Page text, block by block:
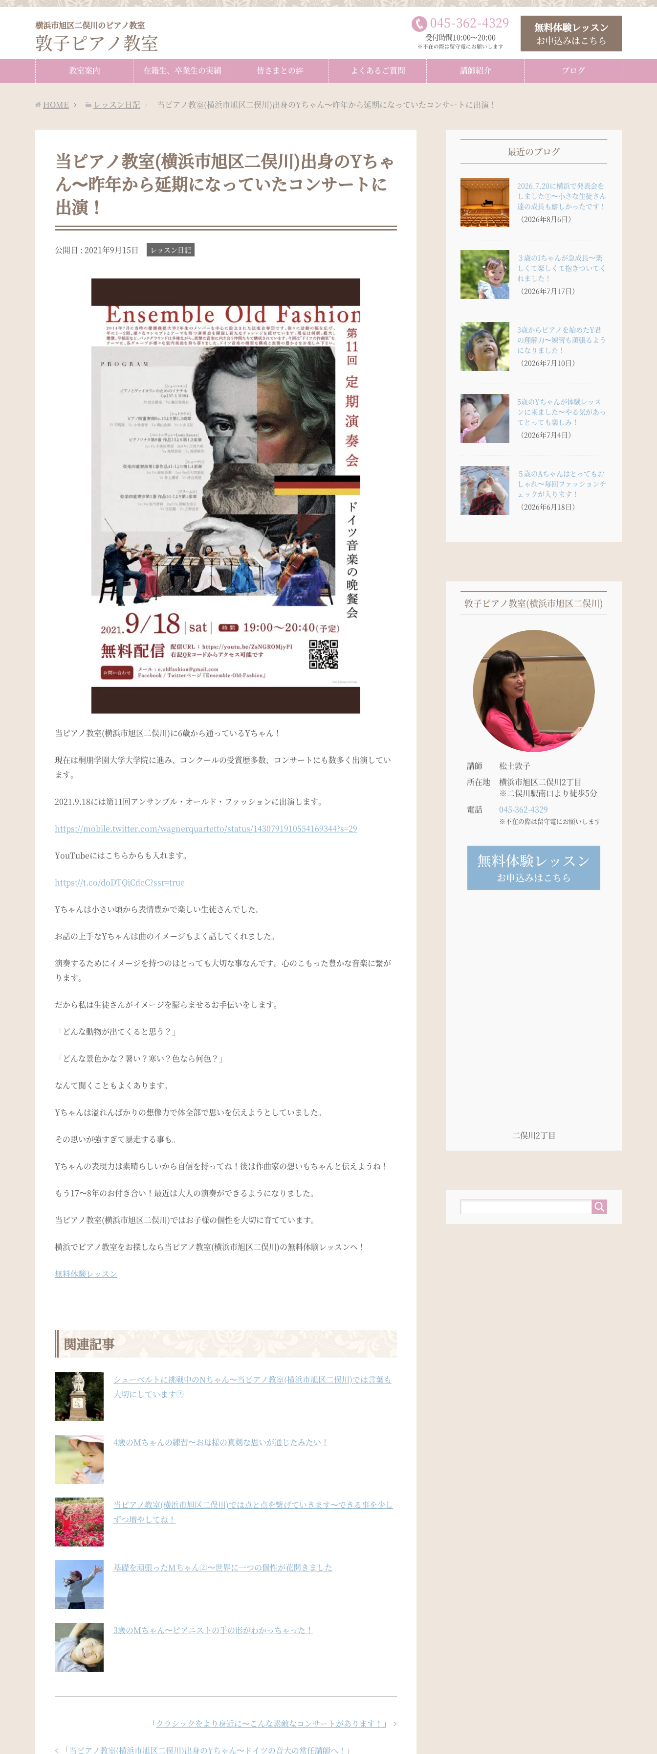
横浜市旭区二俣川のピアノ教室
敦子ピアノ教室
045-362-4329
受付時間10:00〜20:00
※不在の際は留守電にお願いします
無料体験レッスン
お申込みはこちら
教室案内 在籍生、卒業生の実績 皆さまとの絆 よくあるご質問 講師紹介 ブログ
HOME レッスン日記 当ピアノ教室(横浜市旭区二俣川)出身のYちゃん〜昨年から延期になっていたコンサートに出演！
当ピアノ教室(横浜市旭区二俣川)出身のYちゃ
ん〜昨年から延期になっていたコンサートに
出演！
公開日 : 2021年9月15日 レッスン日記
当ピアノ教室(横浜市旭区二俣川)に6歳から通っているYちゃん！
現在は桐朋学園大学大学院に進み、コンクールの受賞歴多数、コンサートにも数多く出演してい
ます。
2021.9.18には第11回アンサンブル・オールド・ファッションに出演します。
https://mobile.twitter.com/wagnerquartetto/status/1430791910554169344?s=29
YouTubeにはこちらからも入れます。
https://t.co/doDTQiCdcC?ssr=true
Yちゃんは小さい頃から表情豊かで楽しい生徒さんでした。
お話の上手なYちゃんは曲のイメージもよく話してくれました。
演奏するためにイメージを持つのはとっても大切な事なんです。心のこもった豊かな音楽に繋が
ります。
だから私は生徒さんがイメージを膨らませるお手伝いをします。
「どんな動物が出てくると思う？」
「どんな景色かな？暑い？寒い？色なら何色？」
なんて聞くこともよくあります。
Yちゃんは溢れんばかりの想像力で体全部で思いを伝えようとしていました。
その思いが強すぎて暴走する事も。
Yちゃんの表現力は素晴らしいから自信を持ってね！後は作曲家の想いもちゃんと伝えようね！
もう17〜8年のお付き合い！最近は大人の演奏ができるようになりました。
当ピアノ教室(横浜市旭区二俣川)ではお子様の個性を大切に育てています。
横浜でピアノ教室をお探しなら当ピアノ教室(横浜市旭区二俣川)の無料体験レッスンへ！
無料体験レッスン
関連記事
シューベルトに挑戦中のNちゃん〜当ピアノ教室(横浜市旭区二俣川)では言葉も
大切にしています②
4歳のMちゃんの練習〜お母様の真剣な思いが通じたみたい！
当ピアノ教室(横浜市旭区二俣川)では点と点を繋げていきます〜できる事を少し
ずつ増やしてね！
基礎を頑張ったMちゃん②〜世界に一つの個性が花開きました
3歳のMちゃん〜ピアニストの手の形がわかっちゃった！
「クラシックをより身近に〜こんな素敵なコンサートがあります！ 」
「当ピアノ教室(横浜市旭区二俣川)出身のYちゃん〜ドイツの音大の常任講師へ！ 」
最近のブログ
2026.7.20に横浜で発表会を
しました①〜小さな生徒さん
達の成長も嬉しかったです！
（2026年8月6日）
３歳のIちゃんが急成長〜楽
しくて楽しくて抱きついてく
れました！
（2026年7月17日）
3歳からピアノを始めたY君
の理解力〜練習も頑張るよう
になりました！
（2026年7月10日）
5歳のYちゃんが体験レッス
ンに来ました〜やる気があっ
てとっても楽しみ！
（2026年7月4日）
５歳のAちゃんはとってもお
しゃれ〜毎回ファッションチ
ェックが入ります！
（2026年6月18日）
敦子ピアノ教室(横浜市旭区二俣川)
講師
松土敦子
所在地
横浜市旭区二俣川2丁目
※二俣川駅南口より徒歩5分
電話
045-362-4329
※不在の際は留守電にお願いします
無料体験レッスン
お申込みはこちら
二俣川2丁目